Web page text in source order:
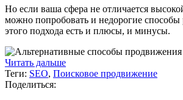
Но если ваша сфера не отличается
можно попробовать и недорогие способы
этого подхода есть и плюсы, и минусы.
Читать дальше
Теги: SEO, Поисковое продвижение
Поделиться: